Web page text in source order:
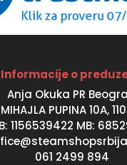
Informacije o
Anja Okuka PR
MIHAJLA PUPINA 10A,
1156539422 MB:
061 2499 894